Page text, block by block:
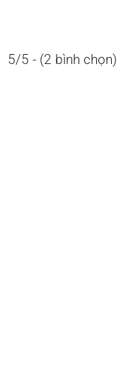
5/5 - (2 bình chọn)